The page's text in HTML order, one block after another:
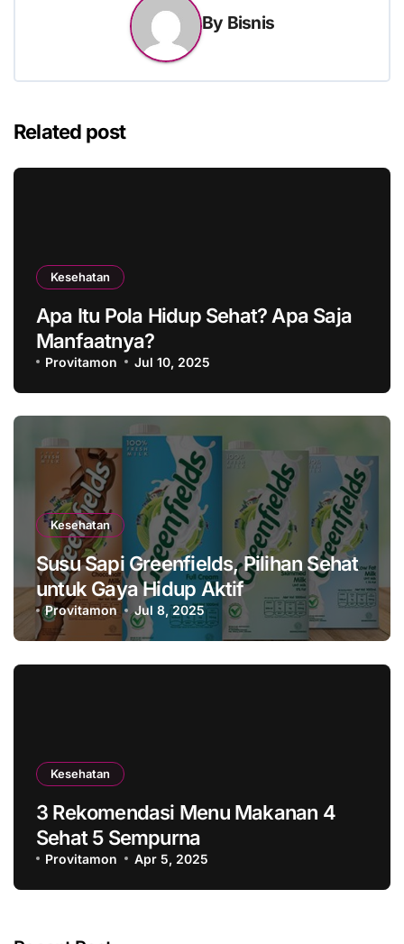
By Bisnis
Related post
Kesehatan
Apa Itu Pola Hidup Sehat? Apa Saja
Manfaatnya?
Provitamon Jul 10, 2025
Kesehatan
Susu Sapi Greenfields, Pilihan Sehat
untuk Gaya Hidup Aktif
Provitamon Jul 8, 2025
Kesehatan
3 Rekomendasi Menu Makanan 4
Sehat 5 Sempurna
Provitamon Apr 5, 2025